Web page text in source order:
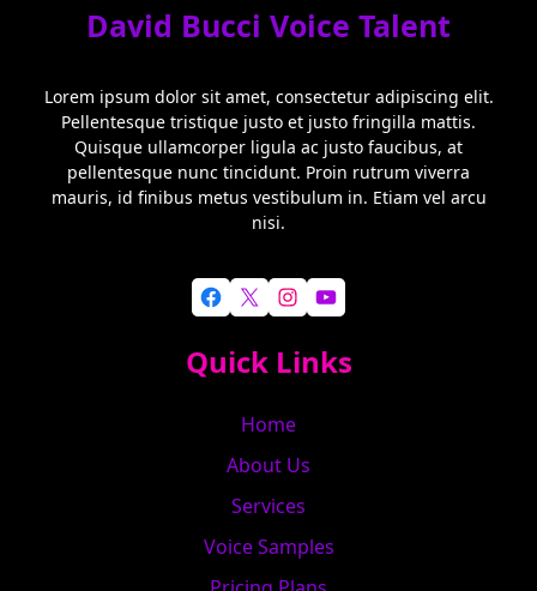
David Bucci Voice Talent
Lorem ipsum dolor sit amet, consectetur adipiscing elit.
Pellentesque tristique justo et justo fringilla mattis.
Quisque ullamcorper ligula ac justo faucibus, at
pellentesque nunc tincidunt. Proin rutrum viverra
mauris, id finibus metus vestibulum in. Etiam vel arcu
nisi.
Facebook X Instagram YouTube
Quick Links
Home
About Us
Services
Voice Samples